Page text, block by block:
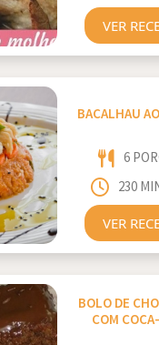
VER
BACALHAU
6
230
VER
BOLO DE
COM